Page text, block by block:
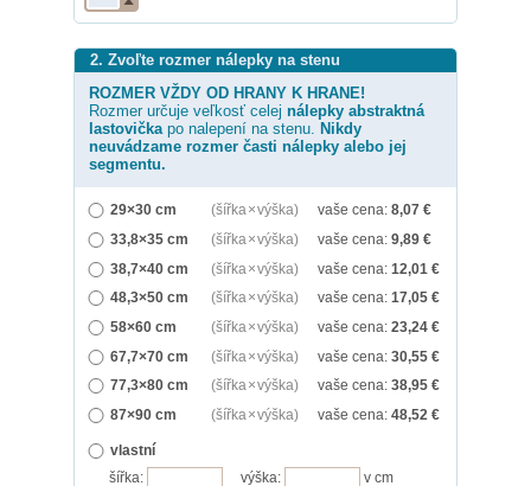
2. Zvoľte rozmer nálepky na stenu
ROZMER VŽDY OD HRANY K HRANE!
Rozmer určuje veľkosť celej nálepky abstraktná
lastovičkapo nalepení na stenu. Nikdy
neuvádzame rozmer časti nálepky alebo jej
segmentu.
29×30 cm (šířka × výška) vaše cena: 8,07 €
33,8×35 cm
(šířka × výška) vaše cena: 9,89 €
38,7×40 cm
(šířka × výška) vaše cena: 12,01 €
48,3×50 cm
(šířka × výška) vaše cena: 17,05 €
58×60 cm
(šířka × výška) vaše cena: 23,24 €
67,7×70 cm
(šířka × výška) vaše cena: 30,55 €
77,3×80 cm
(šířka × výška) vaše cena: 38,95 €
87×90 cm
(šířka × výška) vaše cena: 48,52 €
vlastní
šířka:
výška:
v cm